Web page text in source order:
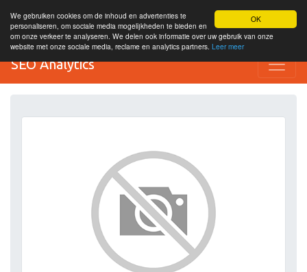
OK
We gebruiken cookies om de inhoud en advertenties te
personaliseren, om sociale media mogelijkheden te bieden en
om onze verkeer te analyseren. We delen ook informatie over uw gebruik van onze
website met onze sociale media, reclame en analytics partners. Leer meer
SEO Analytics